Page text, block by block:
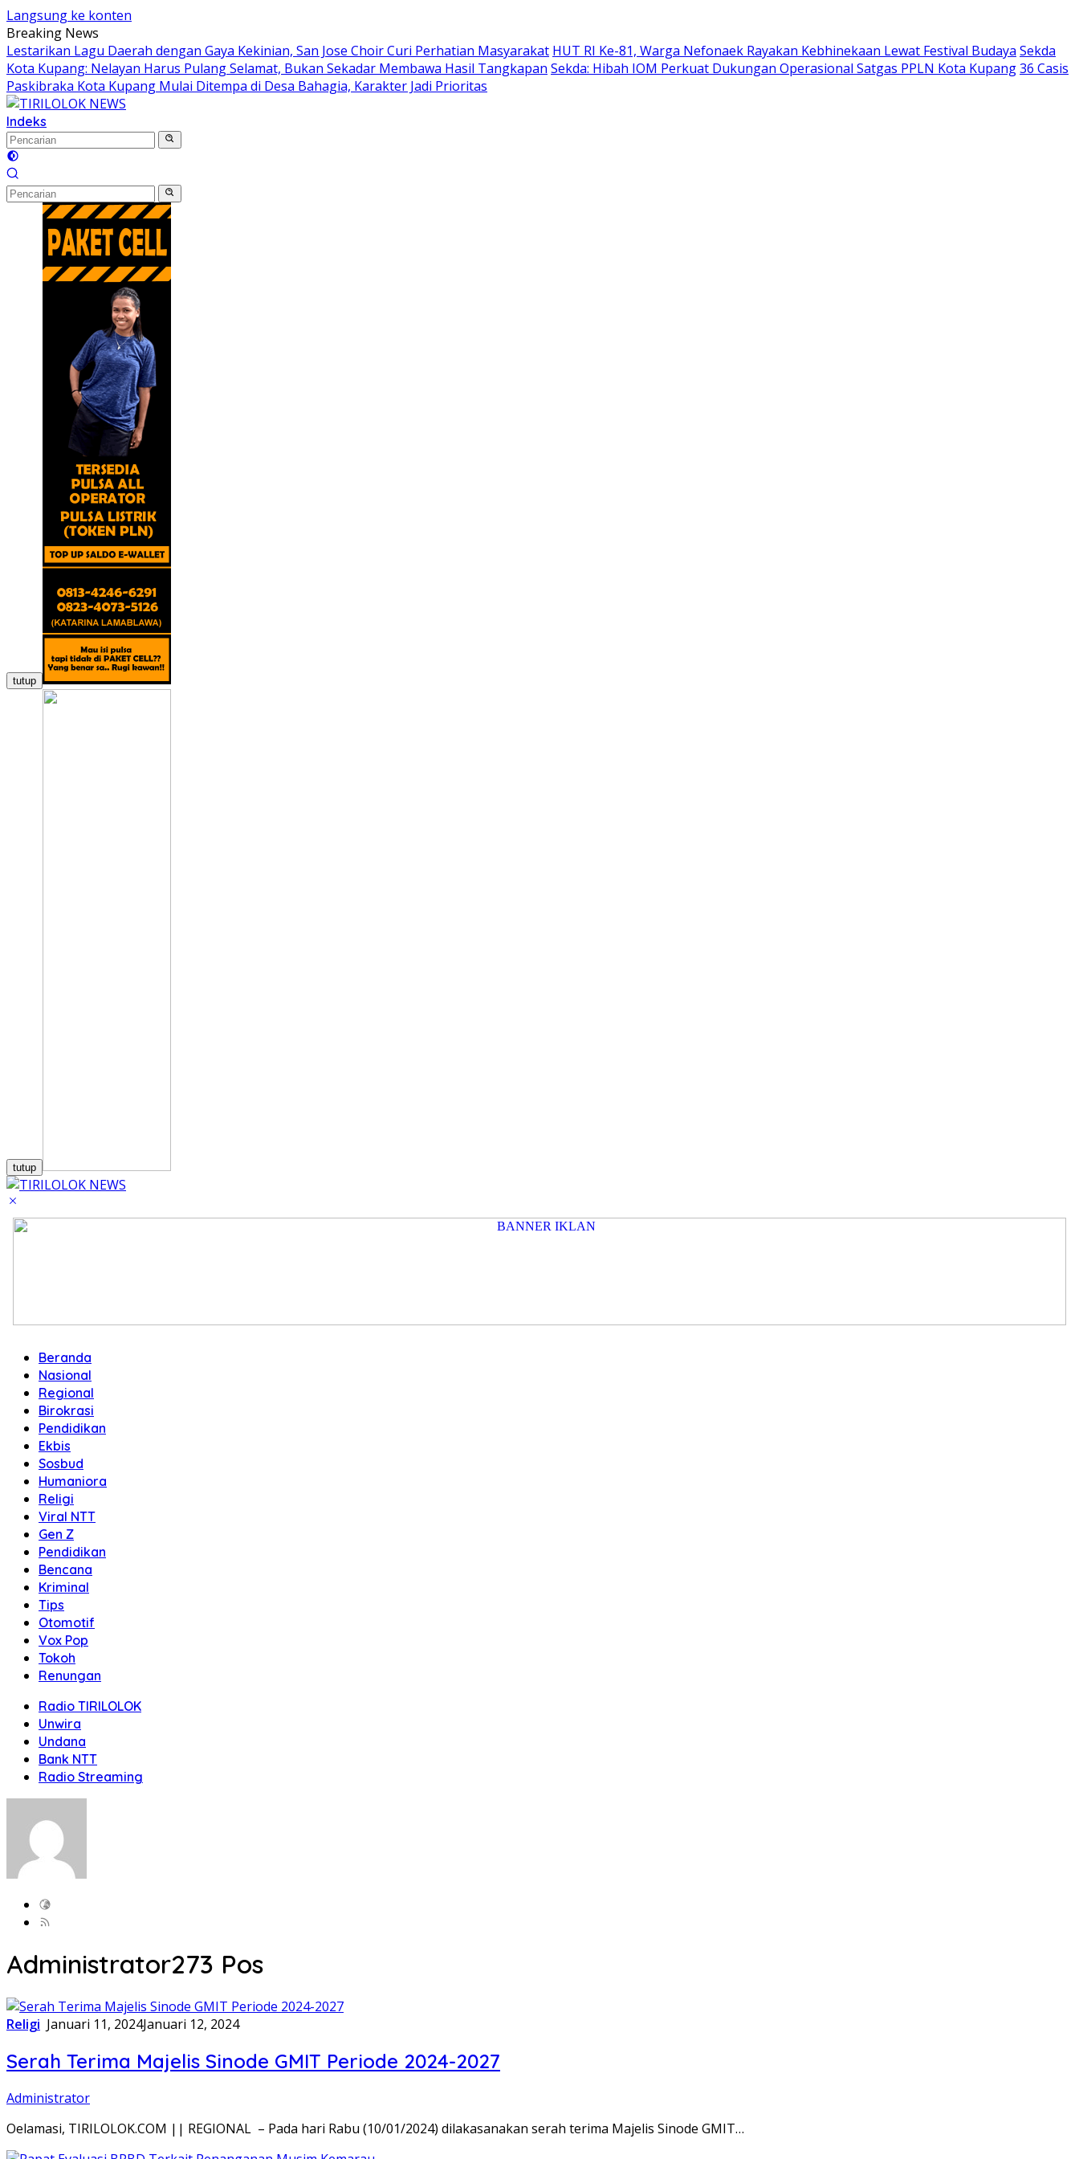
Langsung ke konten
Breaking News
Lestarikan Lagu Daerah dengan Gaya Kekinian, San Jose Choir Curi Perhatian Masyarakat HUT RI Ke-81, Warga Nefonaek Rayakan Kebhinekaan Lewat Festival Budaya Sekda
Kota Kupang: Nelayan Harus Pulang Selamat, Bukan Sekadar Membawa Hasil Tangkapan Sekda: Hibah IOM Perkuat Dukungan Operasional Satgas PPLN Kota Kupang36 Casis
Paskibraka Kota Kupang Mulai Ditempa di Desa Bahagia, Karakter Jadi Prioritas
Indeks
tutup
tutup
Beranda
Nasional
Regional
Birokrasi
Pendidikan
Ekbis
Sosbud
Humaniora
Religi
Viral NTT
Gen Z
Pendidikan
Bencana
Kriminal
Tips
Otomotif
Vox Pop
Tokoh
Renungan
Radio TIRILOLOK
Unwira
Undana
Bank NTT
Radio Streaming
Administrator273 Pos
Religi Januari 11, 2024Januari 12, 2024
Serah Terima Majelis Sinode GMIT Periode 2024-2027
Administrator
Oelamasi, TIRILOLOK.COM || REGIONAL – Pada hari Rabu (10/01/2024) dilakasanakan serah terima Majelis Sinode GMIT…